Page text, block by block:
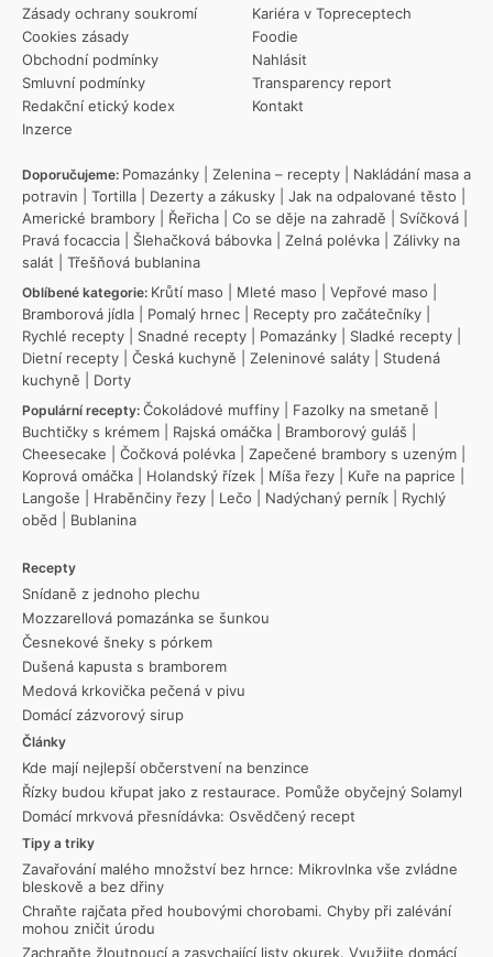
Zásady ochrany soukromí
Cookies zásady
Obchodní podmínky
Smluvní podmínky
Redakční etický kodex
Inzerce
Kariéra v Topreceptech
Foodie
Nahlásit
Transparency report
Kontakt
Doporučujeme: Pomazánky Zelenina – recepty
Nakládání masa a
potravin
Tortilla Dezerty a zákusky Jak na odpalované těsto
Americké brambory
Řeřicha Co se děje na zahradě Svíčková
Pravá focaccia
Šlehačková bábovka Zelná polévka
Zálivky na
salát
Třešňová bublanina
Oblíbené kategorie: Krůtí maso Mleté maso Vepřové maso
Bramborová jídla
Pomalý hrnec Recepty pro začátečníky
Rychlé recepty
Snadné recepty Pomazánky Sladké recepty
Dietní recepty
Česká kuchyně Zeleninové saláty
Studená
kuchyně
Dorty
Populární recepty: Čokoládové muffiny Fazolky na smetaně
Buchtičky s krémem
Rajská omáčka Bramborový guláš
Cheesecake
Čočková polévka Zapečené brambory s uzeným
Koprová omáčka
Holandský řízek Míša řezy Kuře na paprice
Langoše
Hraběnčiny řezy Lečo Nadýchaný perník
Rychlý
oběd
Bublanina
Recepty
Snídaně z jednoho plechu
Mozzarellová pomazánka se šunkou
Česnekové šneky s pórkem
Dušená kapusta s bramborem
Medová krkovička pečená v pivu
Domácí zázvorový sirup
Články
Kde mají nejlepší občerstvení na benzince
Řízky budou křupat jako z restaurace. Pomůže obyčejný Solamyl
Domácí mrkvová přesnídávka: Osvědčený recept
Tipy a triky
Zavařování malého množství bez hrnce: Mikrovlnka vše zvládne
bleskově a bez dřiny
Chraňte rajčata před houbovými chorobami. Chyby při zalévání
mohou zničit úrodu
Zachraňte žloutnoucí a zasychající listy okurek. Využijte domácí